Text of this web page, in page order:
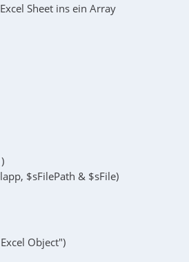
Sheet ins ein Array
$sFilePath & $sFile)
Object")